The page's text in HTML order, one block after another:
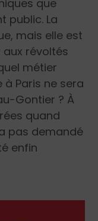
que
public. La
mais elle est
aux révoltés
métier
Paris ne sera
Gontier ? À
quand
pas demandé
enfin